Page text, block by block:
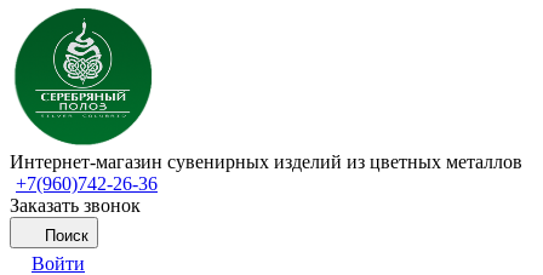
Интернет-магазин сувенирных изделий из цветных металлов
+7(960)742-26-36
Заказать звонок
Поиск
Войти